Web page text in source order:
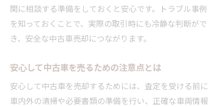
関に相談する準備をしておくと安心です。トラブル事例
を知っておくことで、実際の取引時にも冷静な判断がで
き、安全な中古車売却につながります。
安心して中古車を売るための注意点とは
安心して中古車を売却するためには、査定を受ける前に
車内外の清掃や必要書類の準備を行い、正確な車両情報